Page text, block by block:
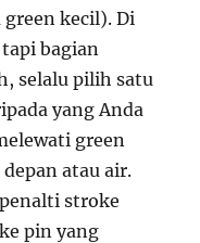
kecil). Di
bagian
selalu pilih satu
yang Anda
green
atau air.
stroke
pin yang